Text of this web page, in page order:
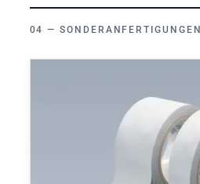
SONDERANFERTIGUNGEN